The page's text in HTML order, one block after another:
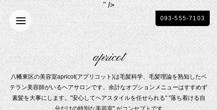
" />
apricot
八幡東区の美容室apricot(アプリコット)は毛髪科学、毛髪理論を熟知したベ
テラン美容師がいるヘアサロンです。余計なオプションメニューはすすめず
素髪を大事にします。"安心してヘアスタイルを任せられる'' ''落ち着ける自
分だけの特別な美容室'' がコンセプトです
093-555-7103